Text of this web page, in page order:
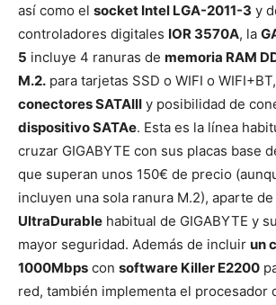
así como el socket Intel LGA-2011-3 y
controladores digitales IOR 3570A, la
5 incluye 4 ranuras de memoria RAM
M.2. para tarjetas SSD o WIFI o WIFI+BT,
conectores SATAIII y posibilidad de
dispositivo SATAe. Esta es la línea
cruzar GIGABYTE con sus placas base
que superan unos 150€ de precio
incluyen una sola ranura M.2), aparte
UltraDurable habitual de GIGABYTE y su
mayor seguridad. Además de incluir un
1000Mbps con software Killer E2200
red, también implementa el procesador